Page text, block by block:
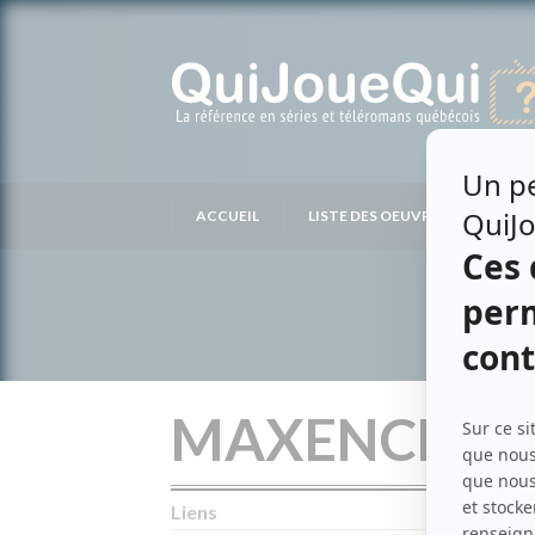
ACCUEIL LISTE DES OEUVRES
MAXENCE
Liens